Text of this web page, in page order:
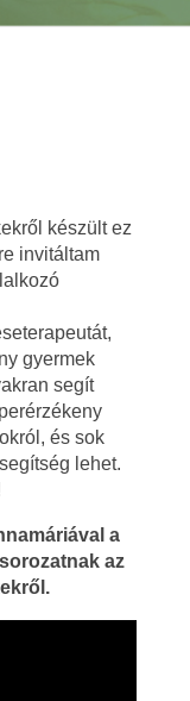
készült ez
invitáltam
gyermek
segít
és sok
lehet.
a
az